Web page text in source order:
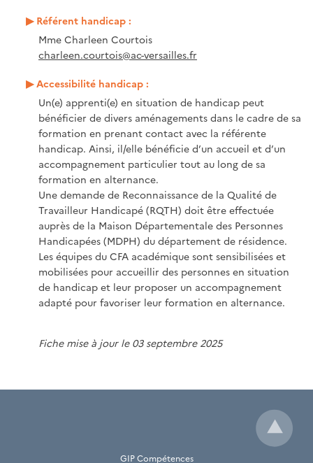
Référent handicap :
Mme Charleen Courtois
charleen.courtois@ac-versailles.fr
Accessibilité handicap :
Un(e) apprenti(e) en situation de handicap peut
bénéficier de divers aménagements dans le cadre de sa
formation en prenant contact avec la référente
handicap. Ainsi, il/elle bénéficie d’un accueil et d’un
accompagnement particulier tout au long de sa
formation en alternance.
Une demande de Reconnaissance de la Qualité de
Travailleur Handicapé (RQTH) doit être effectuée
auprès de la Maison Départementale des Personnes
Handicapées (MDPH) du département de résidence.
Les équipes du CFA académique sont sensibilisées et
mobilisées pour accueillir des personnes en situation
de handicap et leur proposer un accompagnement
adapté pour favoriser leur formation en alternance.
Fiche mise à jour le 03 septembre 2025
GIP Compétences